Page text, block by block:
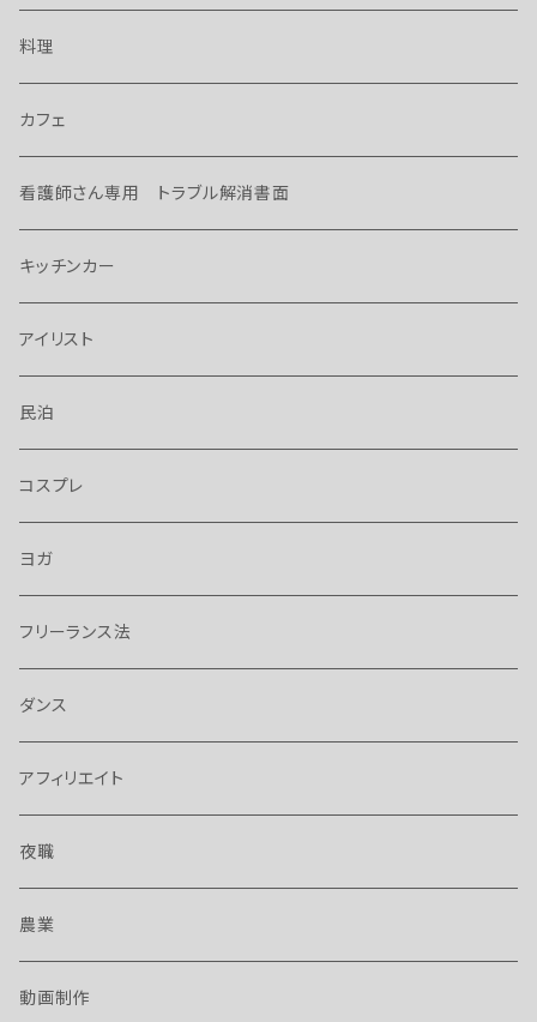
料理
カフェ
看護師さん専用 トラブル解消書面
キッチンカー
アイリスト
民泊
コスプレ
ヨガ
フリーランス法
ダンス
アフィリエイト
夜職
農業
動画制作